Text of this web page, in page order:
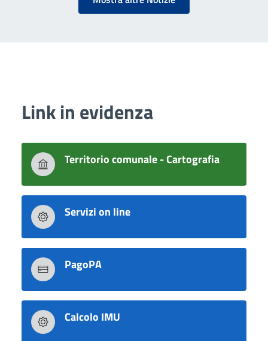
Link in evidenza
Territorio comunale - Cartografia
Servizi on line
PagoPA
Calcolo IMU